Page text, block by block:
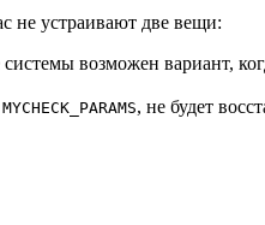
не устраивают две вещи:
системы возможен вариант,
MYCHECK_PARAMS, не будет